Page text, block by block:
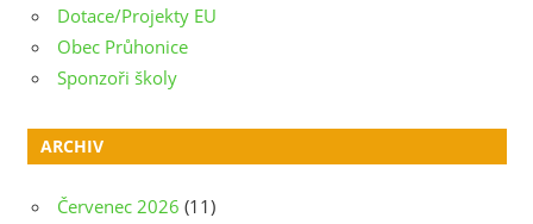
Dotace/Projekty EU
Obec Průhonice
Sponzoři školy
ARCHIV
Červenec 2026 (11)